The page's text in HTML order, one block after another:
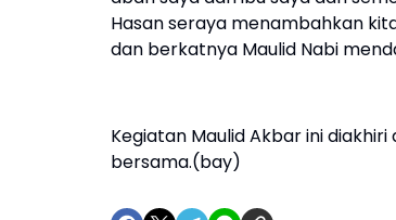
Hasan seraya menambahkan
dan berkatnya Maulid Nabi
Ke‎giatan Maulid Akbar ini
bersama.(bay)